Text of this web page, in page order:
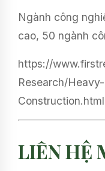
Ngành công
cao, 50 ngành
https://
Research/
Construction.html
LIÊN HỆ